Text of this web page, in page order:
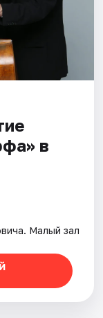
в
Малый зал